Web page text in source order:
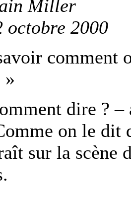
Miller
octobre 2000
comment
»
dire ?
on le dit
sur la scène